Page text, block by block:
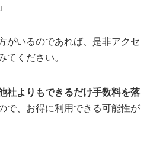
がいるのであれば、是非アクセ
てください。
社よりもできるだけ手数料を落
で、お得に利用できる可能性が